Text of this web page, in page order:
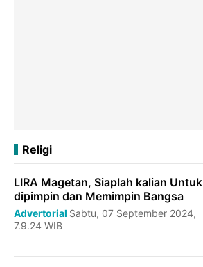
Religi
LIRA Magetan, Siaplah kalian Untuk
dipimpin dan Memimpin Bangsa
Advertorial Sabtu, 07 September 2024,
7.9.24 WIB